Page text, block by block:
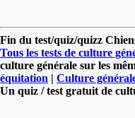
Fin du test/quiz/quizz
Tous les tests de culture
culture générale sur les
équitation | Culture
Un quiz / test gratuit de